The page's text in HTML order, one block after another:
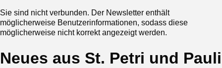
Sie sind nicht verbunden. Der Newsletter enthält
möglicherweise Benutzerinformationen, sodass diese
möglicherweise nicht korrekt angezeigt werden.
Neues aus St. Petri und Pauli